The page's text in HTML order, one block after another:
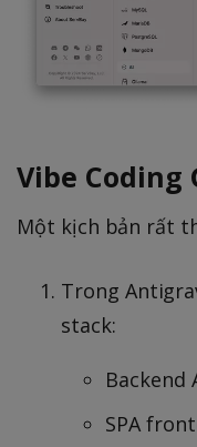
Vibe Coding
Một kịch bản rất
Trong
stack:
Backend
SPA